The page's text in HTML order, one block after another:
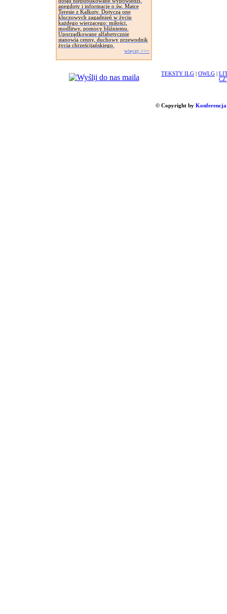
anegdoty i informacje o św. Matce
Teresie z Kalkuty. Dotyczą one
kluczowych zagadnień w życiu
każdego wierzącego: miłości,
modlitwy, pomocy bliźniemu.
Uporządkowane alfabetycznie
stanowią cenny, duchowy przewodnik
życia chrześcijańskiego.
więcej >>>
TEKSTY ILG OWLG
© Copyright by Konferencja